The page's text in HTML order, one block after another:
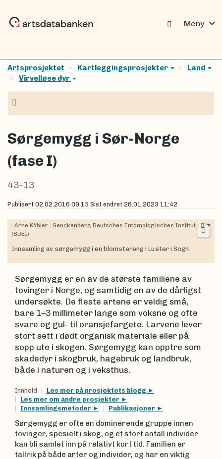
Meny expand_more
Artsprosjektet Kartleggingsprosjekter
Land
Virvelløse dyr
Sørgemygg i Sør-Norge
(fase I)
43-13
Publisert 02.02.2016 09:15 Sist endret 26.01.2023 11:42
| Arne Köhler | Senckenberg Deutsches Entomologisches Institut
(SDEI)
Innsamling av sørgemygg i en blomstereng i Luster i Sogn.
Sørgemygg er en av de største familiene av
tovinger i Norge, og samtidig en av de dårligst
undersøkte. De fleste artene er veldig små,
bare 1–3 millimeter lange som voksne og ofte
svare og gul- til oransjefargete. Larvene lever
stort sett i dødt organisk materiale eller på
sopp ute i skogen. Sørgemygg kan opptre som
skadedyr i skogbruk, hagebruk og landbruk,
både i naturen og i veksthus.
Innhold
Les mer på prosjektets blogg
Les mer om andre prosjekter
Innsamlingsmetoder
Publikasjoner
Sørgemygg er ofte en dominerende gruppe innen
tovinger, spesielt i skog, og et stort antall individer
kan bli samlet inn på relativt kort tid. Familien er
tallrik på både arter og individer, og har en viktig